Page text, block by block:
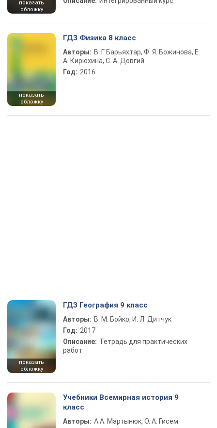
показать
обложку
показать
обложку
ГДЗ Физика 8 класс
Авторы: В. Г. Барьяхтар, Ф. Я. Божинова, Е.
А. Кирюхина, С. А. Довгий
Год: 2016
показать
обложку
ГДЗ География 9 класс
Авторы: В. М. Бойко, И. Л. Дитчук
Год: 2017
Описание: Тетрадь для практических
работ
Учебники Всемирная история 9
класс
Авторы: А.А. Мартынюк, О. А. Гисем